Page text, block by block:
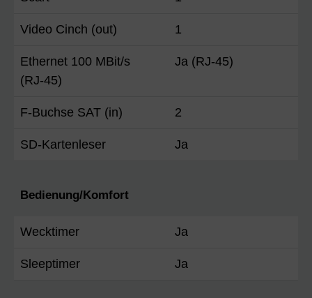
Video Cinch (out) 1
Ethernet 100 MBit/s
(RJ-45)
Ja (RJ-45)
F-Buchse SAT (in) 2
SD-Kartenleser Ja
Bedienung/Komfort
Wecktimer Ja
Sleeptimer Ja